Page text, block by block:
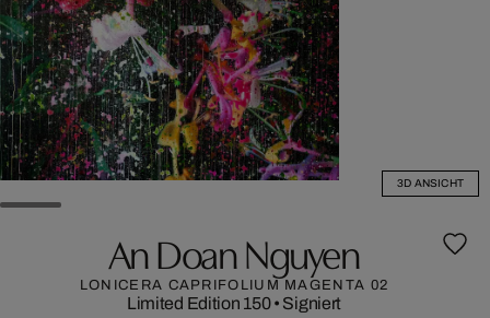
3D ANSICHT
An Doan Nguyen
LONICERA CAPRIFOLIUM MAGENTA 02
Limited Edition 150• Signiert